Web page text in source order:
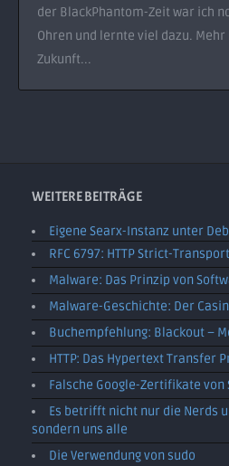
der BlackPhantom-Zeit war ich
Ohren und lernte viel dazu.
Zukunft...
WEITERE BEITRÄGE
Eigene Searx-Instanz unter
RFC 6797: HTTP Strict-
Malware: Das Prinzip von
Malware-Geschichte: Der
Buchempfehlung: Blackout –
HTTP: Das Hypertext Transfer
Falsche Google-Zertifikate von
Es betrifft nicht nur die Nerds
sondern uns alle
Die Verwendung von sudo